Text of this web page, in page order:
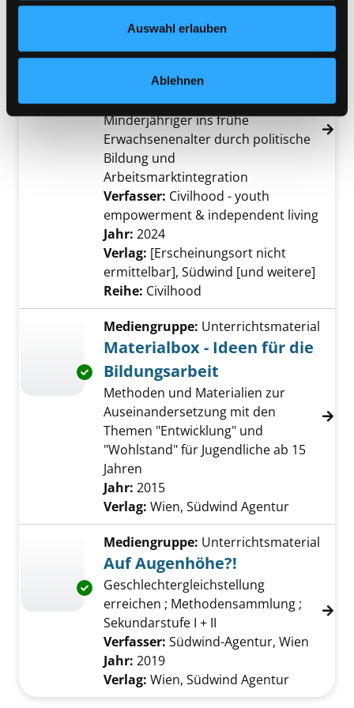
Auswahl erlauben
Ablehnen
Stakeholder der
Unbegleiteten
Minderjährigen (UMF)
Arbeitspaket 4: Civilhood -
Förderung von unbegleiteter
Minderjähriger ins frühe
Erwachsenenalter durch politische
Bildung und
Arbeitsmarktintegration
Verfasser: Civilhood - youth
empowerment & independent living
Jahr: 2024
Verlag: [Erscheinungsort nicht
ermittelbar], Südwind [und weitere]
Reihe: Civilhood
Exemplar-Details von Materialbox - Ideen
Mediengruppe: Unterrichtsmaterial
Materialbox - Ideen für die
Bildungsarbeit
Methoden und Materialien zur
Auseinandersetzung mit den
Themen "Entwicklung" und
"Wohlstand" für Jugendliche ab 15
Jahren
Suche nach diesem Verfasser
Jahr: 2015
Verlag: Wien, Südwind Agentur
Exemplar-Details von Auf Augenhöhe?!
Mediengruppe: Unterrichtsmaterial
Auf Augenhöhe?!
Geschlechtergleichstellung
erreichen ; Methodensammlung ;
Sekundarstufe I + II
Verfasser: Südwind-Agentur, Wien
Jahr: 2019
Verlag: Wien, Südwind Agentur